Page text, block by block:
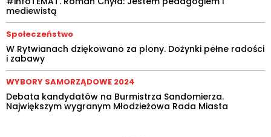
mediewistą
Społeczeństwo
W Rytwianach dziękowano za plony. Dożynki pełne radości
i zabawy
WYBORY SAMORZĄDOWE 2024
Debata kandydatów na Burmistrza Sandomierza.
Największym wygranym Młodzieżowa Rada Miasta